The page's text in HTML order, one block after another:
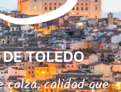
TOLEDO
calza, calidad que